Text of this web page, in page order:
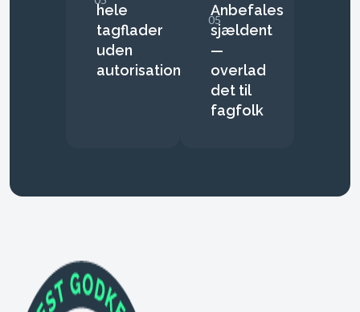
hele
tagflader
uden
autorisation
05
Anbefales
sjældent
—
overlad
det til
fagfolk